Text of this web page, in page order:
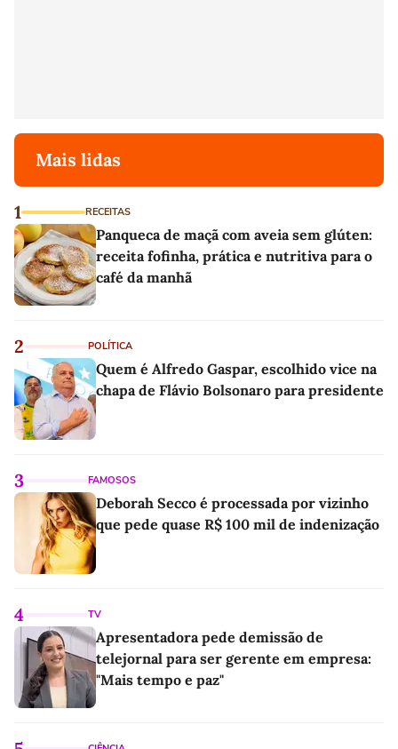
Mais lidas
1 RECEITAS
Panqueca de maçã com aveia sem glúten:
receita fofinha, prática e nutritiva para o
café da manhã
2 POLÍTICA
Quem é Alfredo Gaspar, escolhido vice na
chapa de Flávio Bolsonaro para presidente
3 FAMOSOS
Deborah Secco é processada por vizinho
que pede quase R$ 100 mil de indenização
4 TV
Apresentadora pede demissão de
telejornal para ser gerente em empresa:
"Mais tempo e paz"